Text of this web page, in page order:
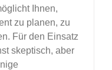
Ihnen,
zu planen, zu
Für den Einsatz
skeptisch, aber